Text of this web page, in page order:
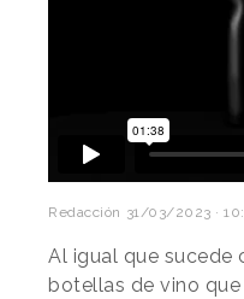
Redacción 31/03/2023 ·
Al igual que sucede
botellas de vino